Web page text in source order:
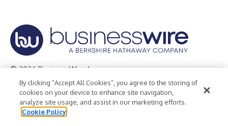
© 2026 Business Wire, Inc.
Privacy Policy Cookie Policy
Accessibility Statement
Terms of Use
Legal
By clicking “Accept All Cookies”, you agree to the storing of
cookies on your device to enhance site navigation,
analyze site usage, and assist in our marketing efforts.
Cookie Policy